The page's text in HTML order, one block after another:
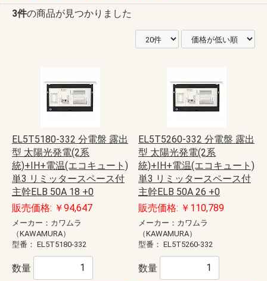
3件の商品が見つかりました
EL5T5180-332 分電盤 露出
型 太陽光発電(2系
統)+IH+電温(エコキュート)
単3 リミッタースペース付
主幹ELB 50A 18 +0
販売価格: ￥94,647
メーカー：カワムラ
（KAWAMURA）
型番： EL5T5180-332
数量
EL5T5260-332 分電盤 露出
型 太陽光発電(2系
統)+IH+電温(エコキュート)
単3 リミッタースペース付
主幹ELB 50A 26 +0
販売価格: ￥110,789
メーカー：カワムラ
（KAWAMURA）
型番： EL5T5260-332
数量